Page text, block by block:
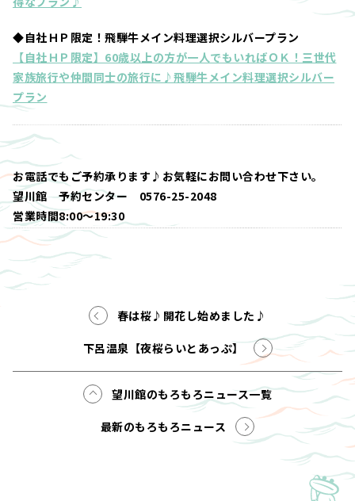
◆自社ＨＰ限定！飛騨牛メイン料理選択シルバープラン
【自社ＨＰ限定】60歳以上の方が一人でもいればＯＫ！三世代
家族旅行や仲間同士の旅行に♪飛騨牛メイン料理選択シルバー
プラン
お電話でもご予約承ります♪お気軽にお問い合わせ下さい。
望川館 予約センター 0576-25-2048
営業時間8:00～19:30
春は桜♪開花し始めました♪
下呂温泉【夜桜らいとあっぷ】
望川館のもろもろニュース一覧
最新のもろもろニュース